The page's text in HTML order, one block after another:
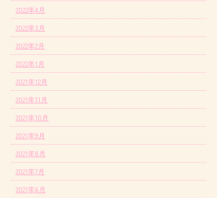
2022年4月
2022年3月
2022年2月
2022年1月
2021年12月
2021年11月
2021年10月
2021年9月
2021年8月
2021年7月
2021年6月